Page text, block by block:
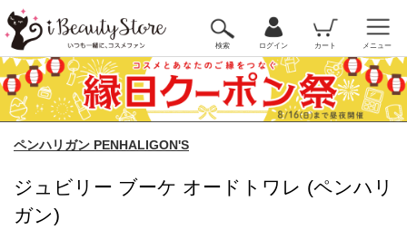
検索 ログイン カート メニュー
ペンハリガン PENHALIGON'S
ジュビリー ブーケ オードトワレ (ペンハリ
ガン)